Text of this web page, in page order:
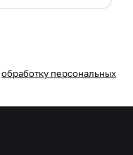
обработку персональных